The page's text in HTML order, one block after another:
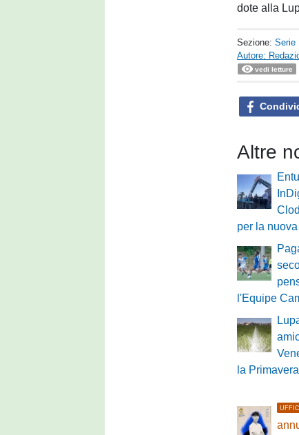
dote alla
Sezione:Serie
Autore:
vedi letture
Altre
per la
l'Equipe
la